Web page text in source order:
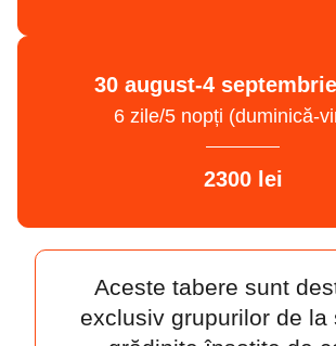
30 august-4
6 zile/5 nopți (duminică-
2300 lei
Aceste tabere sunt
exclusiv grupurilor de la